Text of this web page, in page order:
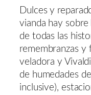
Dulces y
vianda hay sobre
de todas las
remembranzas y
veladora y
de humedades
inclusive),